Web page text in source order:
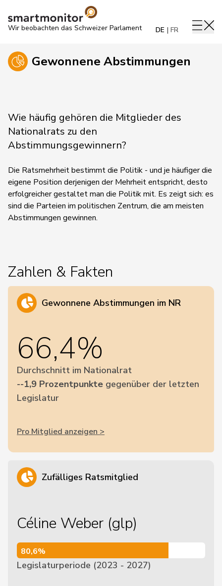
Wir beobachten das Schweizer Parlament DE FR
Gewonnene Abstimmungen
Wie häufig gehören die Mitglieder des
Nationalrats zu den
Abstimmungsgewinnern?
Die Ratsmehrheit bestimmt die Politik - und je häufiger die
eigene Position derjenigen der Mehrheit entspricht, desto
erfolgreicher gestaltet man die Politik mit. Es zeigt sich: es
sind die Parteien im politischen Zentrum, die am meisten
Abstimmungen gewinnen.
Zahlen & Fakten
Gewonnene Abstimmungen im NR
66,4%
Durchschnitt im Nationalrat
--1,9 Prozentpunkte gegenüber der letzten
Legislatur
Pro Mitglied anzeigen >
Zufälliges Ratsmitglied
Céline Weber (glp)
80,6%
80,6%
Legislaturperiode (2023 - 2027)